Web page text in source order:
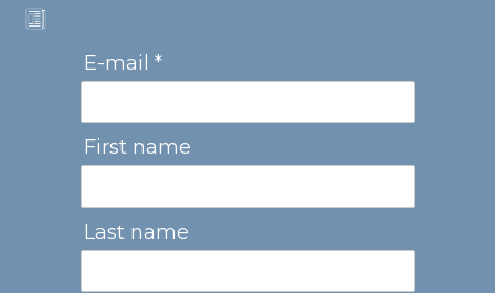
E-mail *
First name
Last name